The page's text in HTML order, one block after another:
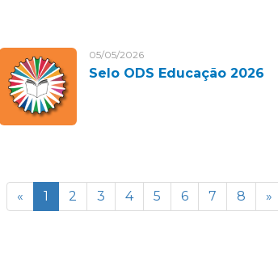
05/05/2026
Selo ODS Educação 2026
« 1 2 3 4 5 6 7 8 »